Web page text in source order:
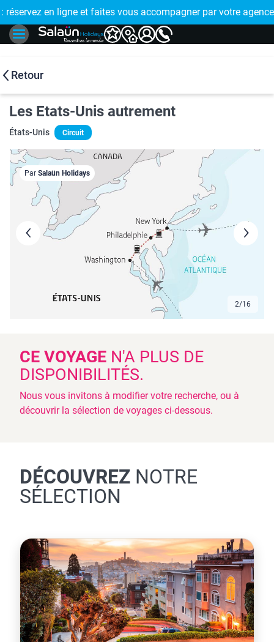
!
: réservez en ligne et faites vous accompagner par votre
🤩
Retour
Les Etats-Unis autrement
États-Unis Circuit
3/16
Par Salaün Holidays
CE VOYAGE N'A PLUS DE
DISPONIBILITÉS.
Nous vous invitons à modifier votre recherche, ou à
découvrir la sélection de voyages ci-dessous.
DÉCOUVREZ NOTRE
SÉLECTION